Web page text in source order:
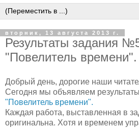
вторник, 13 августа 2013 г.
Результаты задания
"Повелитель времени".
Добрый день, дорогие наши
Сегодня мы объявляем результаты
"Повелитель времени".
Каждая работа, выставленная в
оригинальна. Хотя и временем